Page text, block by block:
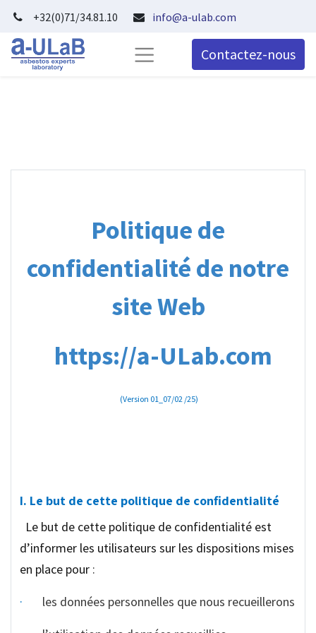
+32(0)71/34.81.10 info@a-ulab.com
Contactez-nous
Politique de
confidentialité de notre
site Web
https://a-ULab.com
(Version 01_07/02 /25)
I. Le but de cette politique de confidentialité
Le but de cette politique de confidentialité est
d’informer les utilisateurs sur les dispositions mises
en place pour :
· les données personnelles que nous recueillerons